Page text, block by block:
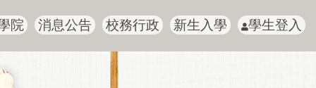
院 消息公告 校務行政 新生入學 學生登入